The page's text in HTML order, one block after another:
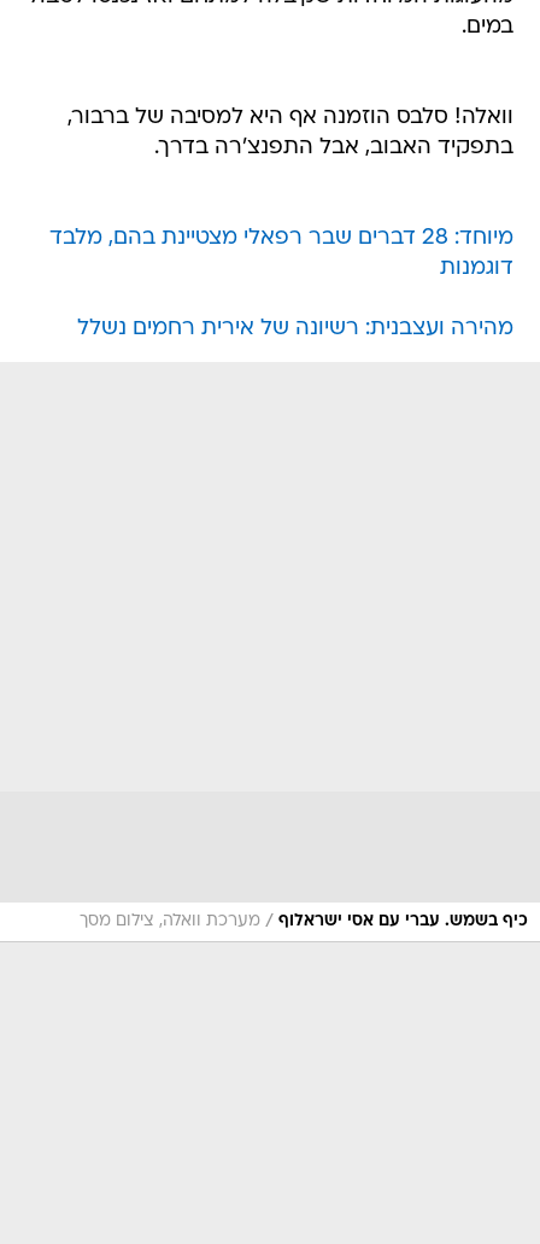
מהירה ועצבנית: רשיונה של אירית רחמים נשלל